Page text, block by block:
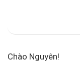
Chào Nguyên!